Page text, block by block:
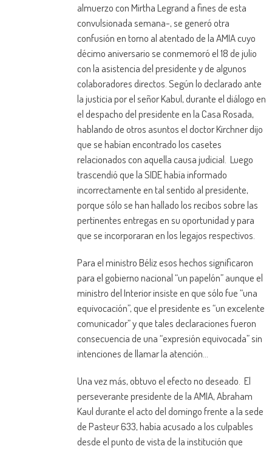
almuerzo con Mirtha Legrand a fines de esta
convulsionada semana-, se generó otra
confusión en torno al atentado de la AMIA cuyo
décimo aniversario se conmemoró el 18 de julio
con la asistencia del presidente y de algunos
colaboradores directos. Según lo declarado ante
la justicia por el señor Kabul, durante el diálogo en
el despacho del presidente en la Casa Rosada,
hablando de otros asuntos el doctor Kirchner dijo
que se habían encontrado los casetes
relacionados con aquella causa judicial. Luego
trascendió que la SIDE había informado
incorrectamente en tal sentido al presidente,
porque sólo se han hallado los recibos sobre las
pertinentes entregas en su oportunidad y para
que se incorporaran en los legajos respectivos.
Para el ministro Béliz esos hechos significaron
para el gobierno nacional “un papelón” aunque el
ministro del Interior insiste en que sólo fue “una
equivocación”, que el presidente es “un excelente
comunicador” y que tales declaraciones fueron
consecuencia de una “expresión equivocada” sin
intenciones de llamar la atención…
Una vez más, obtuvo el efecto no deseado. El
perseverante presidente de la AMIA, Abraham
Kaul durante el acto del domingo frente a la sede
de Pasteur 633, había acusado a los culpables
desde el punto de vista de la institución que